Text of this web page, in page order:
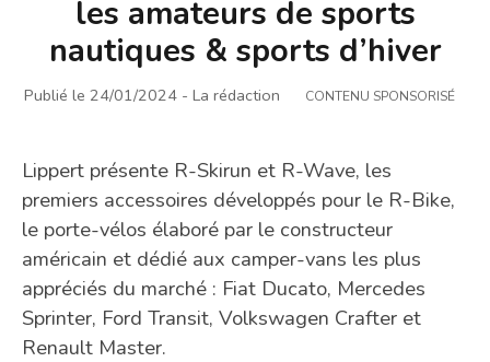
les amateurs de sports
nautiques & sports d’hiver
Publié le 24/01/2024 - La rédaction CONTENU SPONSORISÉ
Lippert présente R-Skirun et R-Wave, les
premiers accessoires développés pour le R-Bike,
le porte-vélos élaboré par le constructeur
américain et dédié aux camper-vans les plus
appréciés du marché : Fiat Ducato, Mercedes
Sprinter, Ford Transit, Volkswagen Crafter et
Renault Master.